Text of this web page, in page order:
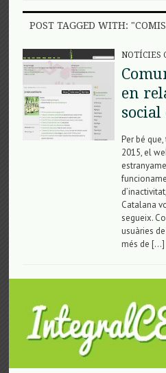
POST TAGGED WITH:
NOTÍCIES
en
social
Per bé
2015, el
Catalana
segueix.
usuàries
més de […]